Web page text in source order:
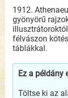
Horgász
1912.
gyönyörű
félvászon
táblákkal.
Ez a példány
Töltse ki az